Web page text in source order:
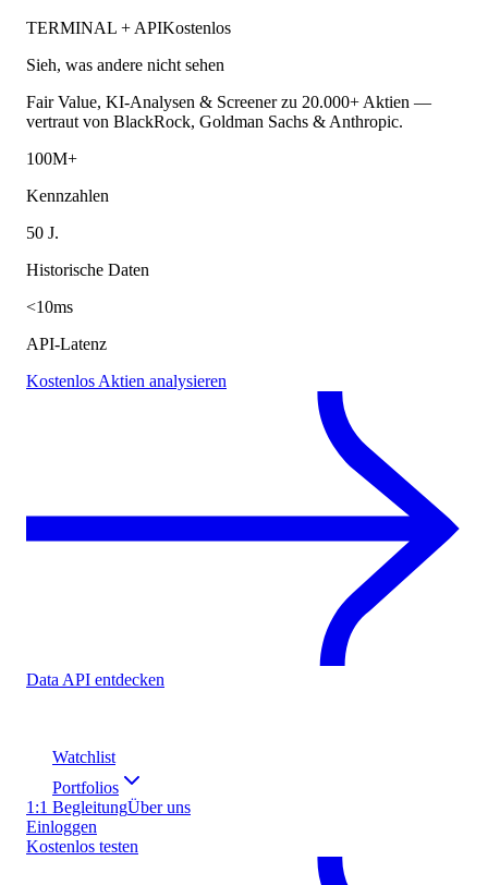
TERMINAL + APIKostenlos
Sieh, was andere nicht sehen
Fair Value, KI-Analysen & Screener zu 20.000+ Aktien —
vertraut von BlackRock, Goldman Sachs & Anthropic.
100M+
Kennzahlen
50 J.
Historische Daten
<10ms
API-Latenz
Kostenlos Aktien analysieren
Data API entdecken
Watchlist
Portfolios
1:1 BegleitungÜber uns
Einloggen
Kostenlos testen